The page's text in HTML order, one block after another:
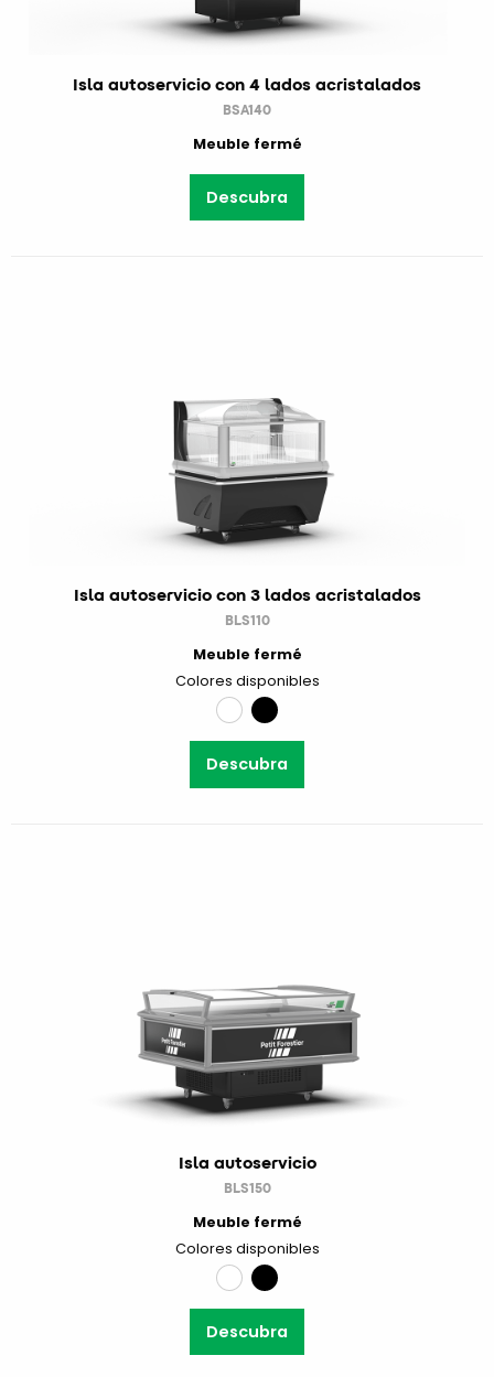
Isla autoservicio con 4 lados acristalados
BSA140
Meuble fermé
Descubra
Isla autoservicio con 3 lados acristalados
BLS110
Meuble fermé
Colores disponibles
Descubra
Isla autoservicio
BLS150
Meuble fermé
Colores disponibles
Descubra